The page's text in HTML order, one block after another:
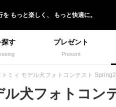
を もっと楽しく、 もっと快適に。
探す プレゼント
Present
トミィ モデル犬フォトコンテスト
犬フォトコン